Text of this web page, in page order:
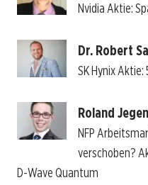
Nvidia Aktie:
Dr. Robert
SK Hynix
Roland Jegen
NFP
verschoben?
D-Wave Quantum